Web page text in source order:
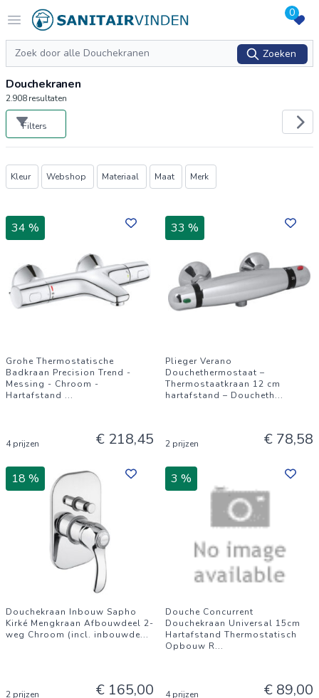
Open menu
Logo sanitairvinden.nl 0
Zoeken
Zoeken
Douchekranen
2.908resultaten
Filters
Producten
Kleur Webshop Materiaal Maat Merk
34 %
Grohe Thermostatische
Badkraan Precision Trend -
Messing - Chroom -
Hartafstand ...
4 prijzen € 218,45
33 %
Plieger Verano
Douchethermostaat –
Thermostaatkraan 12 cm
hartafstand – Doucheth...
2 prijzen € 78,58
18 %
Douchekraan Inbouw Sapho
Kirké Mengkraan Afbouwdeel 2-
weg Chroom (incl. inbouwde...
2 prijzen € 165,00
3 %
Douche Concurrent
Douchekraan Universal 15cm
Hartafstand Thermostatisch
Opbouw R...
4 prijzen € 89,00